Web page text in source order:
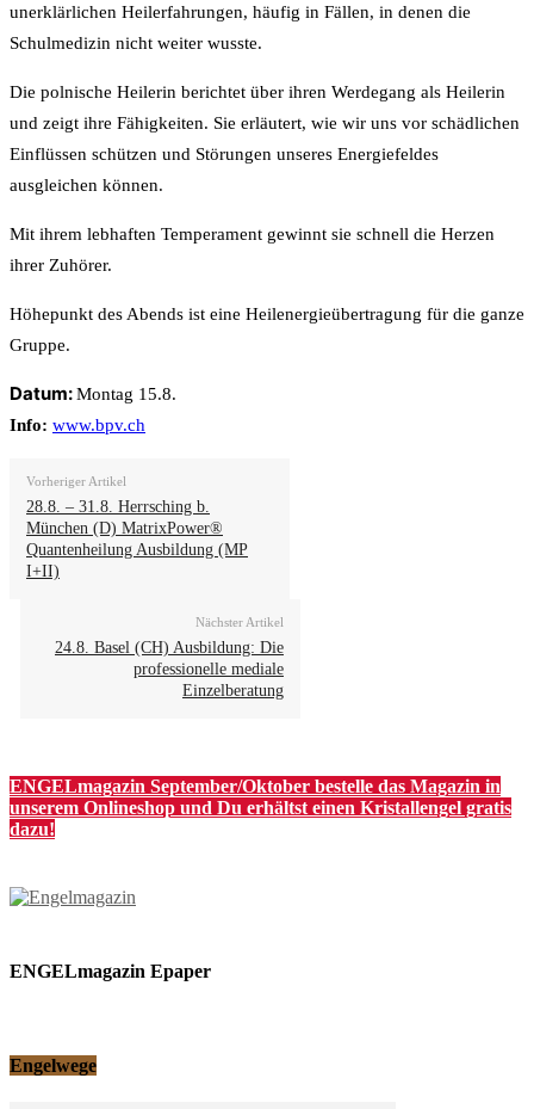
unerklärlichen Heilerfahrungen, häufig in Fällen, in denen die
Schulmedizin nicht weiter wusste.
Die polnische Heilerin berichtet über ihren Werdegang als Heilerin
und zeigt ihre Fähigkeiten. Sie erläutert, wie wir uns vor schädlichen
Einflüssen schützen und Störungen unseres Energiefeldes
ausgleichen können.
Mit ihrem lebhaften Temperament gewinnt sie schnell die Herzen
ihrer Zuhörer.
Höhepunkt des Abends ist eine Heilenergieübertragung für die ganze
Gruppe.
Datum:Montag 15.8.
Info: www.bpv.ch
Vorheriger Artikel
28.8. – 31.8. Herrsching b.
München (D) MatrixPower®
Quantenheilung Ausbildung (MP
I+II)
Nächster Artikel
24.8. Basel (CH) Ausbildung: Die
professionelle mediale
Einzelberatung
ENGELmagazin September/Oktober bestelle das Magazin in
unserem Onlineshop und Du erhältst einen Kristallengel gratis
dazu!
ENGELmagazin Epaper
Engelwege